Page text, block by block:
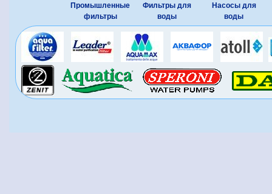
Промышленные
фильтры
Фильтры для
воды
Насосы для
воды